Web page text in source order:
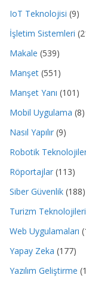
IoT Teknolojisi (9)
İşletim Sistemleri
Makale (539)
Manşet (551)
Manşet Yanı (101)
Mobil Uygulama (8)
Nasıl Yapılır (9)
Robotik
Röportajlar (113)
Siber Güvenlik (188)
Turizm Teknolojileri
Web Uygulamaları
Yapay Zeka (177)
Yazılım Geliştirme